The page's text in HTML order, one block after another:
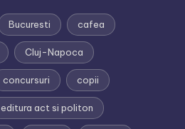
Bucuresti cafea
Cluj-Napoca
concursuri copii
editura act si politon